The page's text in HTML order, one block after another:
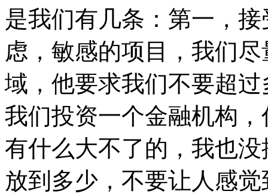
是我们有几条：第一，
虑，敏感的项目，我们
域，他要求我们不要超
我们投资一个金融机构
有什么大不了的，我也
放到多少，不要让人感